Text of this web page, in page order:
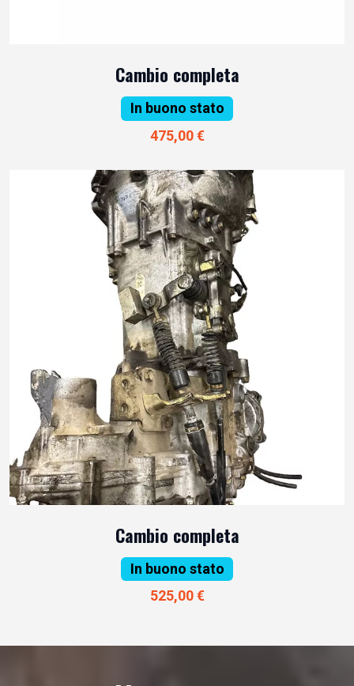
Cambio completa
In buono stato
475,00 €
Cambio completa
In buono stato
525,00 €